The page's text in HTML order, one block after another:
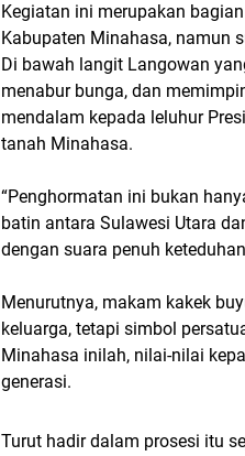
Kegiatan ini merupakan
Kabupaten Minahasa, namun
Di bawah langit Langowan
menabur bunga, dan
mendalam kepada leluhur
tanah Minahasa.
“Penghormatan ini bukan
batin antara Sulawesi Utara
dengan suara penuh
Menurutnya, makam kakek
keluarga, tetapi simbol
Minahasa inilah, nilai-nilai
generasi.
Turut hadir dalam prosesi itu